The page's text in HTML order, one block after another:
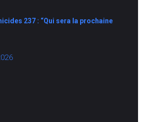
237 : “Qui sera la prochaine